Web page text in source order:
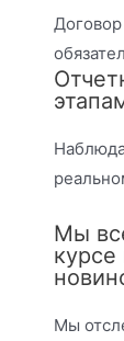
Мы
курсе
Мы